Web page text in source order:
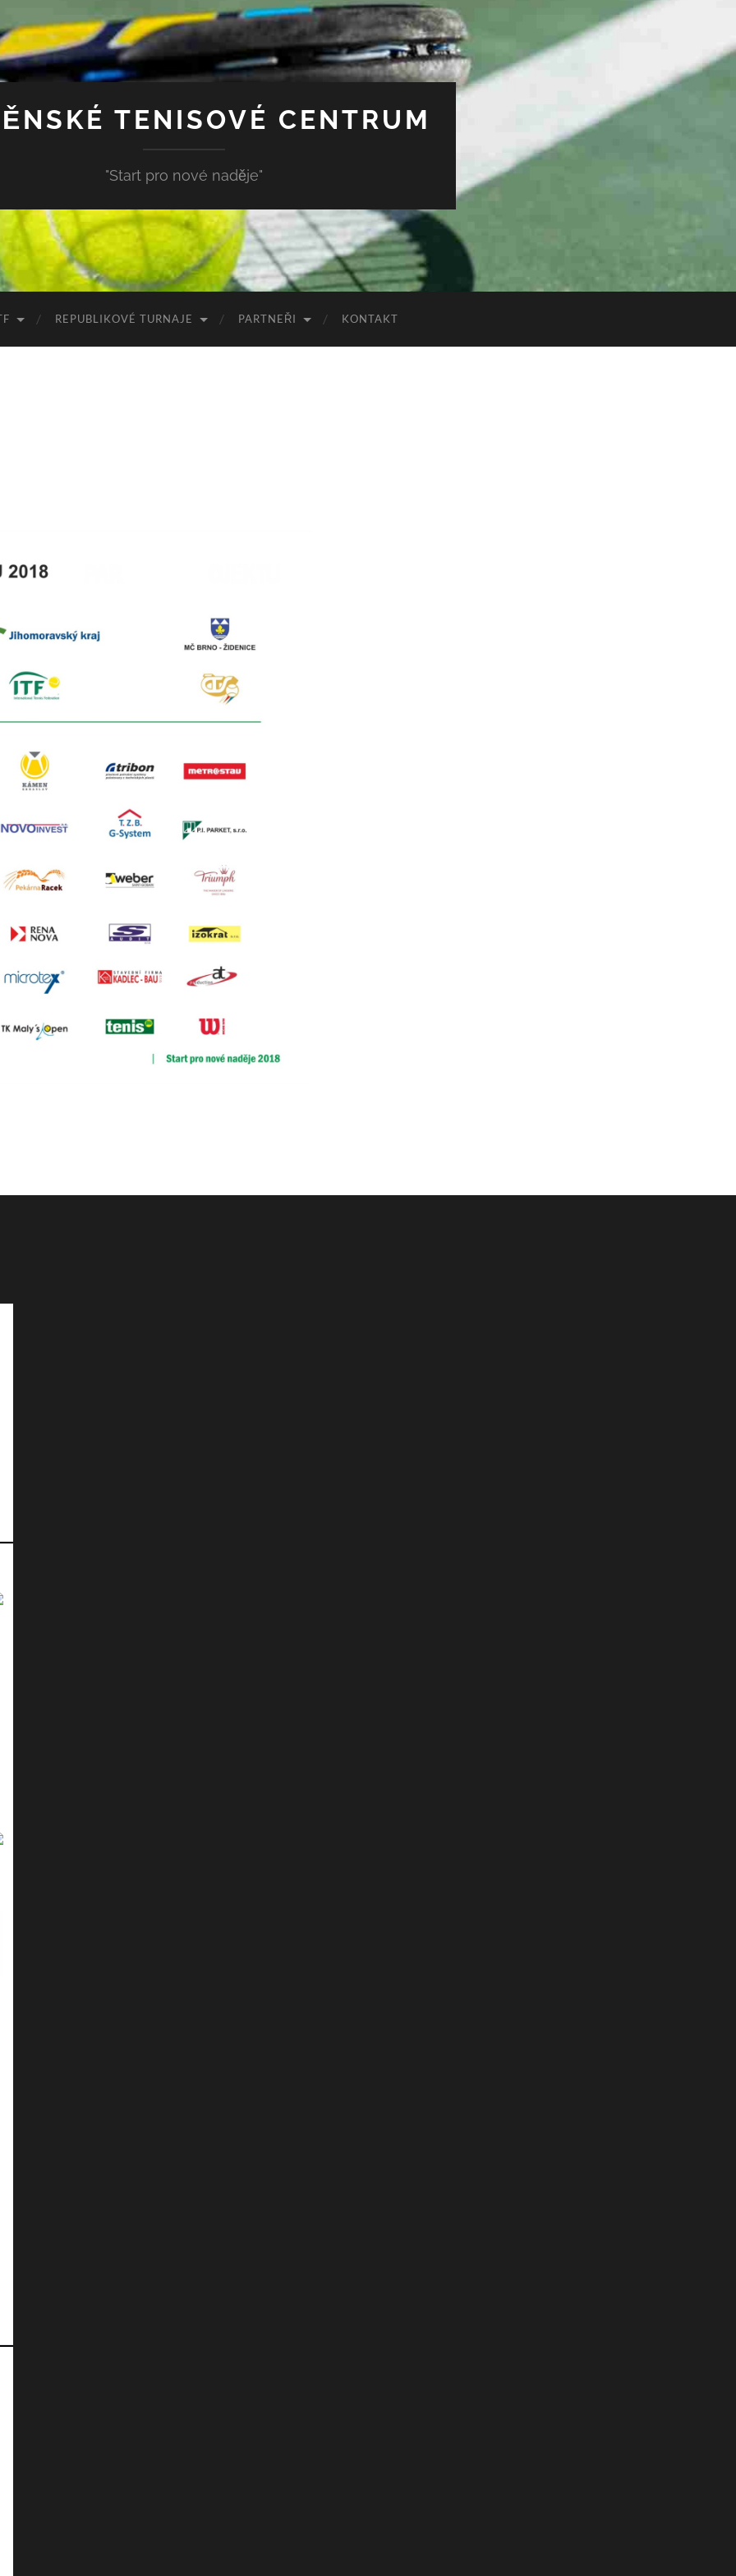
TENISOVÉ CENTRUM
"Start pro nové naděje"
REPUBLIKOVÉ TURNAJE PARTNEŘI KONTAKT